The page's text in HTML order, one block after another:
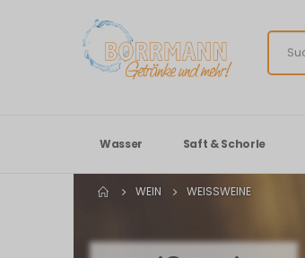
Wasser Saft & Schorle
WEIN WEISSWEINE